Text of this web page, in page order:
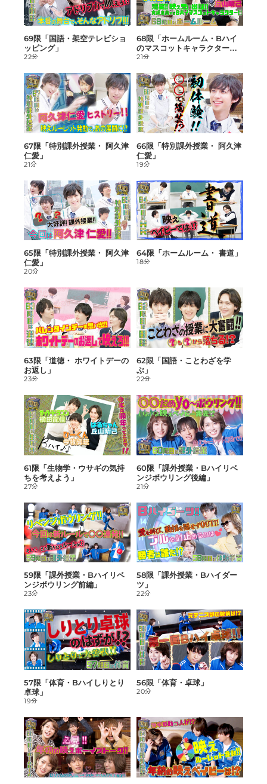
69限「国語・架空テレビショ
ッピング」
22分
68限「ホームルーム・Bハイ
のマスコットキャラクターを
作ろう」
21分
67限「特別課外授業・ 阿久津
仁愛」
21分
66限「特別課外授業・ 阿久津
仁愛」
19分
65限「特別課外授業・ 阿久津
仁愛」
20分
64限「ホームルーム・ 書道」
18分
63限「道徳・ ホワイトデーの
お返し」
23分
62限「国語・ことわざを学
ぶ」
22分
61限「生物学・ウサギの気持
ちを考えよう」
27分
60限「課外授業・Bハイリベ
ンジボウリング後編」
21分
59限「課外授業・Bハイリベ
ンジボウリング前編」
23分
58限「課外授業・Bハイダー
ツ」
22分
57限「体育・Bハイしりとり
卓球」
19分
56限「体育・卓球」
20分